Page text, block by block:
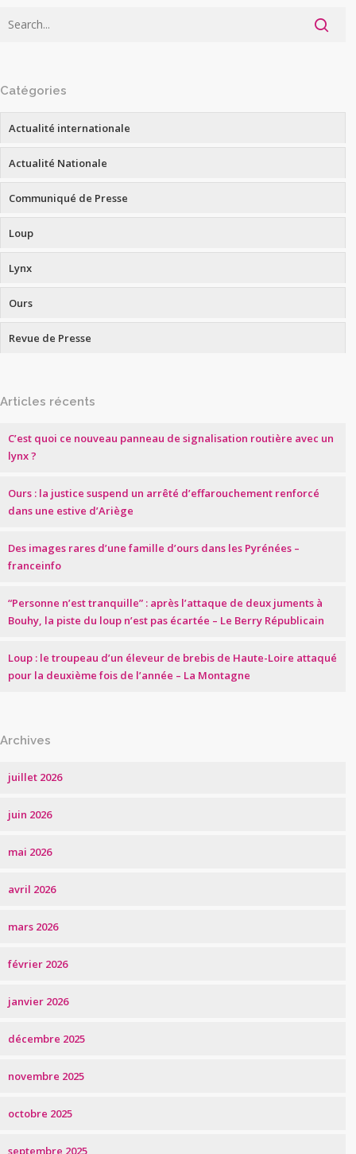
Catégories
Actualité internationale
Actualité Nationale
Communiqué de Presse
Loup
Lynx
Ours
Revue de Presse
Articles récents
C’est quoi ce nouveau panneau de signalisation routière avec un
lynx ?
Ours : la justice suspend un arrêté d’effarouchement renforcé
dans une estive d’Ariège
Des images rares d’une famille d’ours dans les Pyrénées –
franceinfo
“Personne n’est tranquille” : après l’attaque de deux juments à
Bouhy, la piste du loup n’est pas écartée – Le Berry Républicain
Loup : le troupeau d’un éleveur de brebis de Haute-Loire attaqué
pour la deuxième fois de l’année – La Montagne
Archives
juillet 2026
juin 2026
mai 2026
avril 2026
mars 2026
février 2026
janvier 2026
décembre 2025
novembre 2025
octobre 2025
septembre 2025